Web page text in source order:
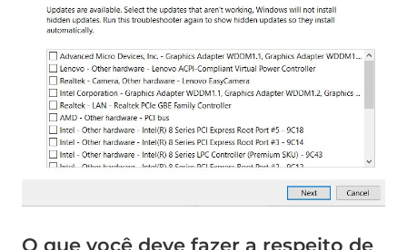
O que você deve fazer a respeito de